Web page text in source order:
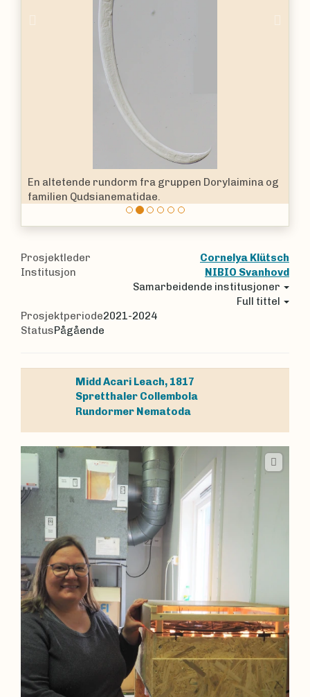
En altetende rundorm fra gruppen Dorylaimina og
familien Qudsianematidae.
Previous
Prosjektleder
Cornelya Klütsch
Institusjon
NIBIO Svanhovd
Samarbeidende institusjoner
Full tittel
Prosjektperiode2021-2024
StatusPågående
MiddAcari Leach, 1817
Spretthaler Collembola
Rundormer Nematoda